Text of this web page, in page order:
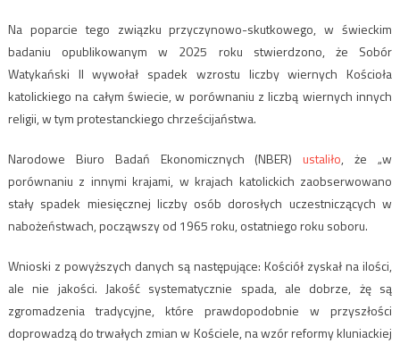
Na poparcie tego związku przyczynowo-skutkowego,w świeckim
badaniu opublikowanym w 2025 roku stwierdzono, że Sobór
Watykański II wywołał spadek wzrostu liczby wiernych Kościoła
katolickiego na całym świecie, w porównaniu z liczbą wiernych innych
religii, w tym protestanckiego chrześcijaństwa.
Narodowe Biuro Badań Ekonomicznych (NBER)ustaliło, że „w
porównaniu z innymi krajami, w krajach katolickich zaobserwowano
stały spadek miesięcznej liczby osób dorosłych uczestniczących w
nabożeństwach, począwszy od 1965 roku, ostatniego roku soboru.
Wnioski z powyższych danych są następujące: Kościół zyskał na ilości,
ale nie jakości. Jakość systematycznie spada, ale dobrze, żę są
zgromadzenia tradycyjne, które prawdopodobnie w przyszłości
doprowadzą do trwałych zmian w Kościele, na wzór reformy kluniackiej